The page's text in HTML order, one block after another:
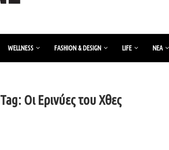
WELLNESS FASHION & DESIGN LIFE ΝΈΑ
Tag: Οι Ερινύες του Χθες